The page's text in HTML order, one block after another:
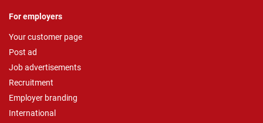
For employers
Your customer page
Post ad
Job advertisements
Recruitment
Employer branding
International